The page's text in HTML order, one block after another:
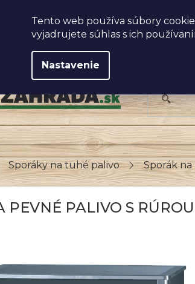
Tento web používa súbory
vyjadrujete súhlas s ich
Nastavenie
Sporáky na tuhé palivo Sporák na
PEVNÉ PALIVO S